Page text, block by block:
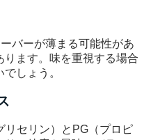
バーが薄まる可能性があ
ります。味を重視する場合
しょう。
リセリン）とPG（プロピ